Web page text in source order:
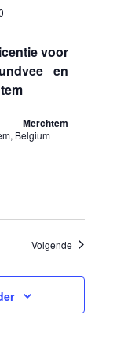
voor
en
Merchtem
Belgium
Volgende Evenementen